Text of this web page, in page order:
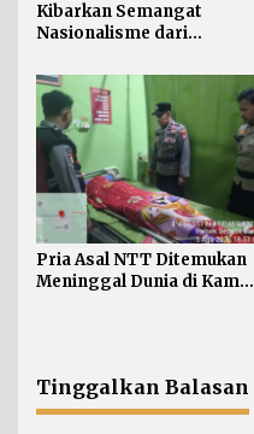
Kibarkan Semangat
Nasionalisme dari
Merah Putih 81 Meter
Dibentangkan di Sebatik
Pria Asal NTT Ditemukan
Meninggal Dunia di Kamar
Tinggalkan Balasan